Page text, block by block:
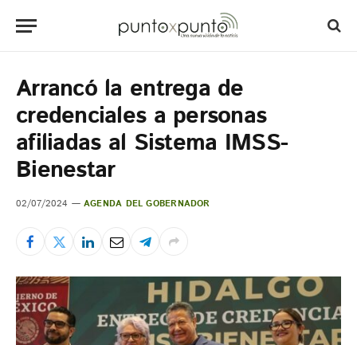
Arrancó la entrega de
credenciales a personas
afiliadas al Sistema IMSS-
Bienestar
02/07/2024 AGENDA DEL GOBERNADOR